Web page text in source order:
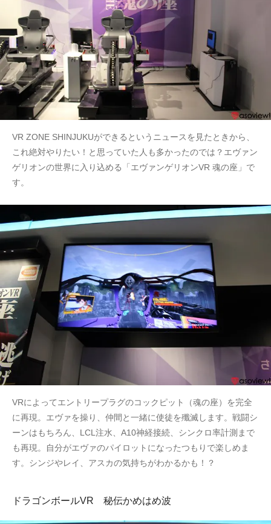
VR ZONE SHINJUKUができるというニュースを見たときから、
これ絶対やりたい！と思っていた人も多かったのでは？エヴァン
ゲリオンの世界に入り込める「エヴァンゲリオンVR 魂の座」で
す。
VRによってエントリープラグのコックピット（魂の座）を完全
に再現。エヴァを操り、仲間と一緒に使徒を殲滅します。戦闘シ
ーンはもちろん、LCL注水、A10神経接続、シンクロ率計測まで
も再現。自分がエヴァのパイロットになったつもりで楽しめま
す。シンジやレイ、アスカの気持ちがわかるかも！？
ドラゴンボールVR 秘伝かめはめ波